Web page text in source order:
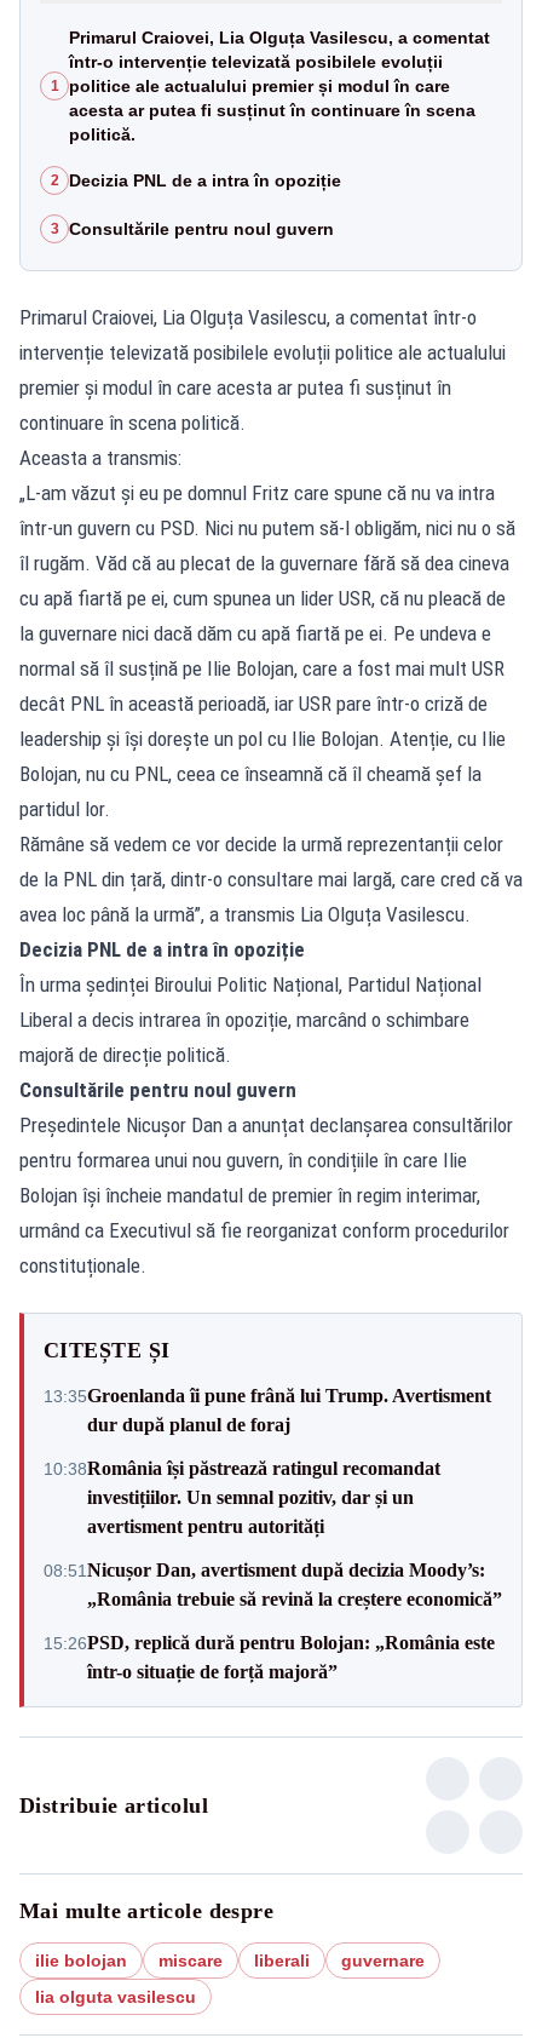
1
Primarul Craiovei, Lia Olguța Vasilescu, a comentat
într-o intervenție televizată posibilele evoluții
politice ale actualului premier și modul în care
acesta ar putea fi susținut în continuare în scena
politică.
2 Decizia PNL de a intra în opoziție
3 Consultările pentru noul guvern
Primarul Craiovei, Lia Olguța Vasilescu, a comentat într-o
intervenție televizată posibilele evoluții politice ale actualului
premier și modul în care acesta ar putea fi susținut în
continuare în scena politică.
Aceasta a transmis:
„L-am văzut și eu pe domnul Fritz care spune că nu va intra
într-un guvern cu PSD. Nici nu putem să-l obligăm, nici nu o să
îl rugăm. Văd că au plecat de la guvernare fără să dea cineva
cu apă fiartă pe ei, cum spunea un lider USR, că nu pleacă de
la guvernare nici dacă dăm cu apă fiartă pe ei. Pe undeva e
normal să îl susțină pe Ilie Bolojan, care a fost mai mult USR
decât PNL în această perioadă, iar USR pare într-o criză de
leadership și își dorește un pol cu Ilie Bolojan. Atenție, cu Ilie
Bolojan, nu cu PNL, ceea ce înseamnă că îl cheamă șef la
partidul lor.
Rămâne să vedem ce vor decide la urmă reprezentanții celor
de la PNL din țară, dintr-o consultare mai largă, care cred că va
avea loc până la urmă”, a transmis Lia Olguța Vasilescu.
Decizia PNL de a intra în opoziție
În urma ședinței Biroului Politic Național, Partidul Național
Liberal a decis intrarea în opoziție, marcând o schimbare
majoră de direcție politică.
Consultările pentru noul guvern
Președintele Nicușor Dan a anunțat declanșarea consultărilor
pentru formarea unui nou guvern, în condițiile în care Ilie
Bolojan își încheie mandatul de premier în regim interimar,
urmând ca Executivul să fie reorganizat conform procedurilor
constituționale.
CITEȘTE ȘI
13:35Groenlanda îi pune frână lui Trump. Avertisment
dur după planul de foraj
10:38România își păstrează ratingul recomandat
investițiilor. Un semnal pozitiv, dar și un
avertisment pentru autorități
08:51Nicușor Dan, avertisment după decizia Moody’s:
„România trebuie să revină la creștere economică”
15:26PSD, replică dură pentru Bolojan: „România este
într-o situație de forță majoră”
Distribuie articolul
Mai multe articole despre
ilie bolojan miscare liberali
guvernare
lia olguta vasilescu